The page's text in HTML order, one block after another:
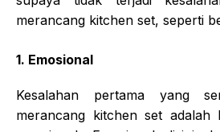
merancang kitchen set, seperti
1. Emosional
Kesalahan pertama yang
merancang kitchen set adalah